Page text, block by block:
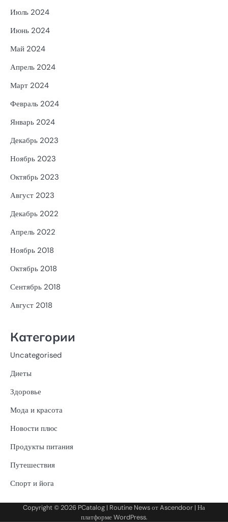
Июль 2024
Июнь 2024
Май 2024
Апрель 2024
Март 2024
Февраль 2024
Январь 2024
Декабрь 2023
Ноябрь 2023
Октябрь 2023
Август 2023
Декабрь 2022
Апрель 2022
Ноябрь 2018
Октябрь 2018
Сентябрь 2018
Август 2018
Категории
Uncategorised
Диеты
Здоровье
Мода и красота
Новости плюс
Продукты питания
Путешествия
Спорт и йога
Copyright © 2026 PCatalog | Routine News отAscendoor | На
платформеWordPress.